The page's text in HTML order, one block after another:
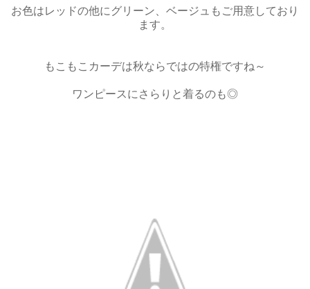
お色はレッドの他にグリーン、ベージュもご用意しており
ます。
もこもこカーデは秋ならではの特権ですね～
ワンピースにさらりと着るのも◎